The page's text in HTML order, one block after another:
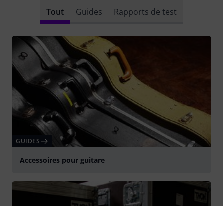
Tout Guides Rapports de test
GUIDES
Accessoires pour guitare